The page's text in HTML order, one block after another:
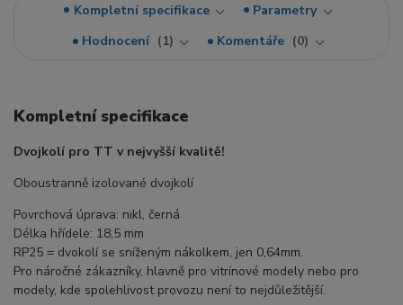
Kompletní specifikace
Parametry
Hodnocení
1 Komentáře 0
Kompletní specifikace
Dvojkolí pro TT v nejvyšší kvalitě!
Oboustranně izolované dvojkolí
Povrchová úprava: nikl, černá
Délka hřídele: 18,5 mm
RP25 = dvokolí se sníženým nákolkem, jen 0,64mm.
Pro náročné zákazníky, hlavně pro vitrínové modely nebo pro
modely, kde spolehlivost provozu není to nejdůležitější.